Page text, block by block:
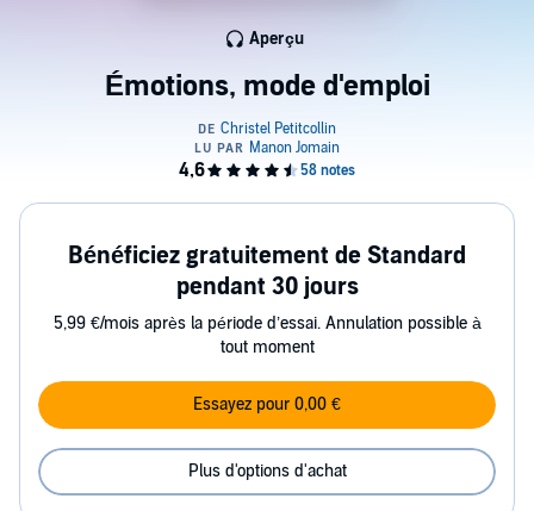
Émotions, mode d'emploi
Aperçu
Bénéficiez gratuitement de Standard
pendant 30 jours
5,99 €/mois après la période d’essai. Annulation possible à
tout moment
Essayez pour 0,00 €
Plus d'options d'achat